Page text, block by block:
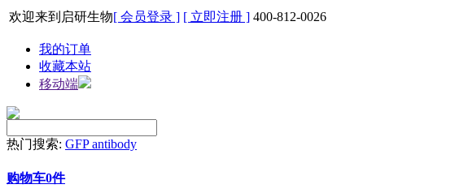
欢迎来到启研生物[ 会员登录 ] [ 立即注册 ] 400-812-0026
我的订单
收藏本站
移动端
热门搜索: GFP antibody
购物车0件